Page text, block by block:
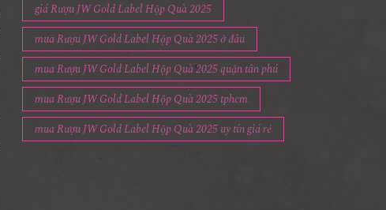
giá Rượu JW Gold Label Hộp Quà 2025
mua Rượu JW Gold Label Hộp Quà 2025 ở đâu
mua Rượu JW Gold Label Hộp Quà 2025 quận tân phú
mua Rượu JW Gold Label Hộp Quà 2025 tphcm
mua Rượu JW Gold Label Hộp Quà 2025 uy tín giá rẻ